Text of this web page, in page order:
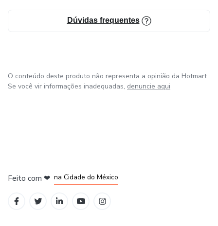
Dúvidas frequentes
O conteúdo deste produto não representa a opinião da Hotmart.
Se você vir informações inadequadas, denuncie aqui
Feito com ❤ na Cidade do México